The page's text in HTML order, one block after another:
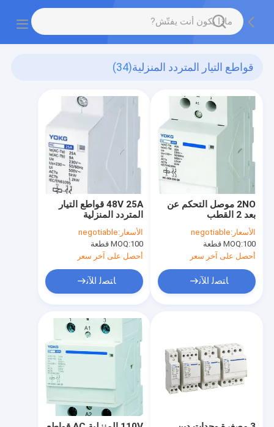
قواطع التيار المتردد المنزلية(34)
48V 25A قواطع التيار
المتردد المنزلية
الأسعار:negotiable
MOQ:100 قطعة
أحصل على آخر سعر
ﺎﺘﺼﻟ ﺍﻶﻧ
2NO موصل التحكم عن
بعد 2 القطب
الأسعار:negotiable
MOQ:100 قطعة
أحصل على آخر سعر
ﺎﺘﺼﻟ ﺍﻶﻧ